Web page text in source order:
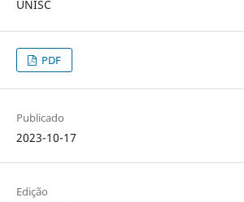
UNISC
PDF
Publicado
2023-10-17
Edição